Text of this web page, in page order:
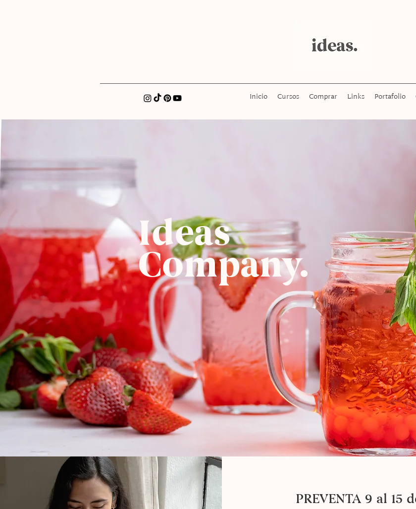
xatellez@gmail.com Inicio Cursos Comprar Links Portafolio
Ideas
Company.
PREVENTA 9 al 15